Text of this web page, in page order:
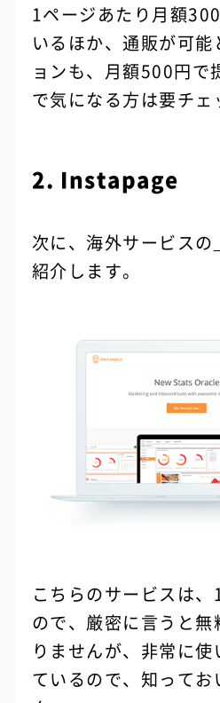
1ページあたり月額
いるほか、通販が可
ョンも、月額500円で
で気になる方は要チェ
2. Instapage
次に、海外サービスの
紹介します。
こちらのサービスは
ので、厳密に言うと
りませんが、非常に
ているので、知って